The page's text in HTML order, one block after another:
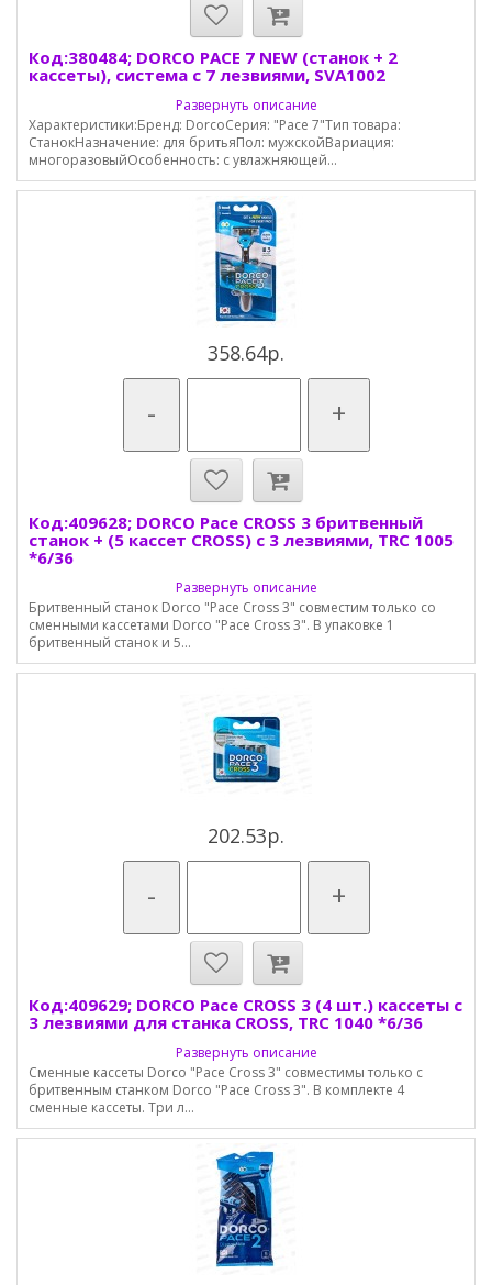
Код:380484; DORCO PACE 7 NEW (станок + 2
кассеты), система с 7 лезвиями, SVA1002
Развернуть описание
Характеристики:Бренд: DorcoСерия: "Pace 7"Тип товара:
СтанокНазначение: для бритьяПол: мужскойВариация:
многоразовыйОсобенность: с увлажняющей...
358.64р.
- +
Код:409628; DORCO Pace CROSS 3 бритвенный
станок + (5 кассет CROSS) с 3 лезвиями, TRC 1005
*6/36
Развернуть описание
Бритвенный станок Dorco "Pace Cross 3" совместим только со
сменными кассетами Dorco "Pace Cross 3". В упаковке 1
бритвенный станок и 5...
202.53р.
- +
Код:409629; DORCO Pace CROSS 3 (4 шт.) кассеты с
3 лезвиями для станка CROSS, TRC 1040 *6/36
Развернуть описание
Сменные кассеты Dorco "Pace Cross 3" совместимы только с
бритвенным станком Dorco "Pace Cross 3". В комплекте 4
сменные кассеты. Три л...